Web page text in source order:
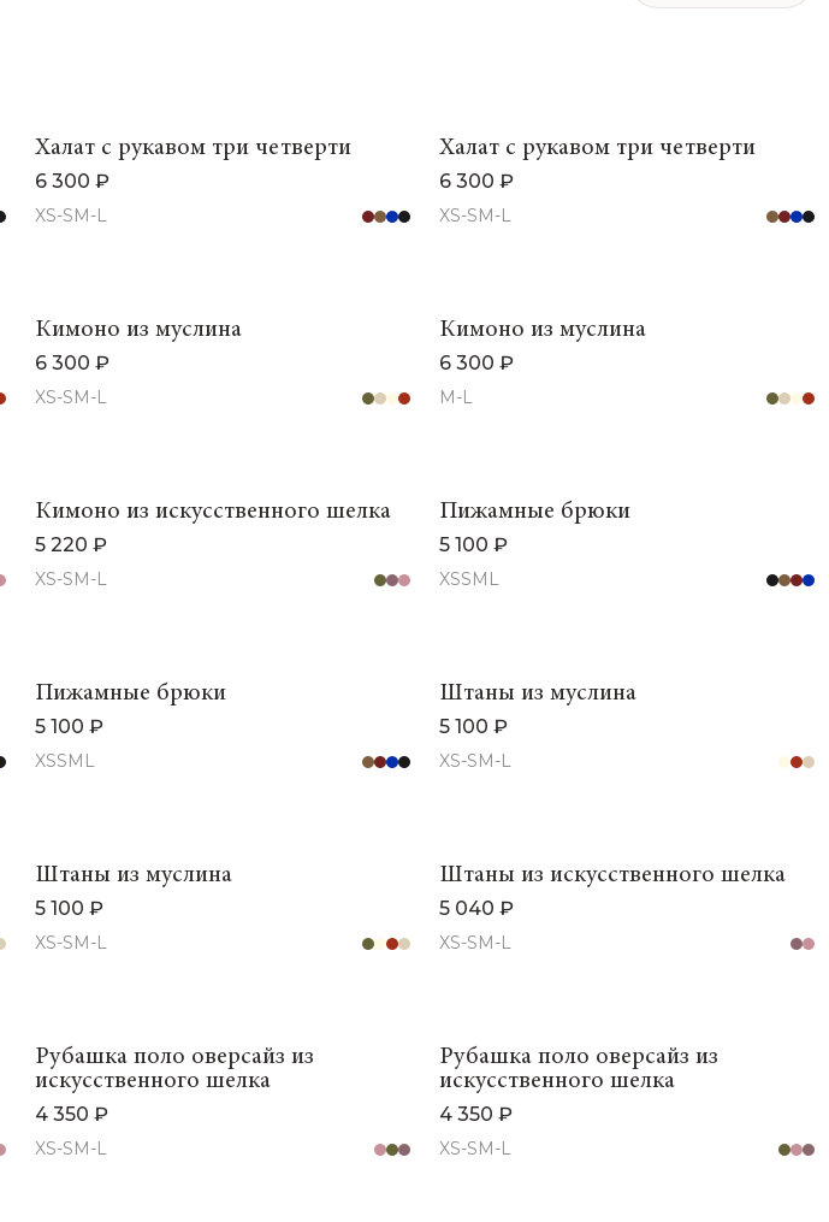
Халат с рукавом три четверти
6 300 ₽
XS-SM-L
Халат с рукавом три четверти
6 300 ₽
XS-SM-L
Кимоно из муслина
6 300 ₽
XS-SM-L
Кимоно из муслина
6 300 ₽
M-L
Кимоно из искусственного шелка
5 220 ₽
XS-SM-L
Пижамные брюки
5 100 ₽
XSSM L
Пижамные брюки
5 100 ₽
XSSM L
Штаны из муслина
5 100 ₽
XS-SM-L
Штаны из муслина
5 100 ₽
XS-SM-L
Штаны из искусственного шелка
5 040 ₽
XS-SM-L
Рубашка поло оверсайз из
искусственного шелка
4 350 ₽
XS-SM-L
Рубашка поло оверсайз из
искусственного шелка
4 350 ₽
XS-SM-L